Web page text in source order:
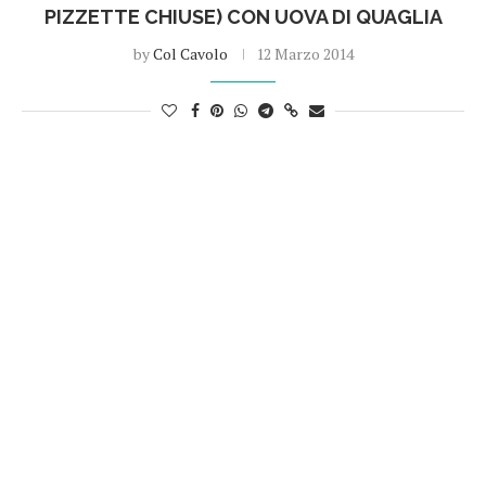
PIZZETTE CHIUSE) CON UOVA DI QUAGLIA
byCol Cavolo 12 Marzo 2014